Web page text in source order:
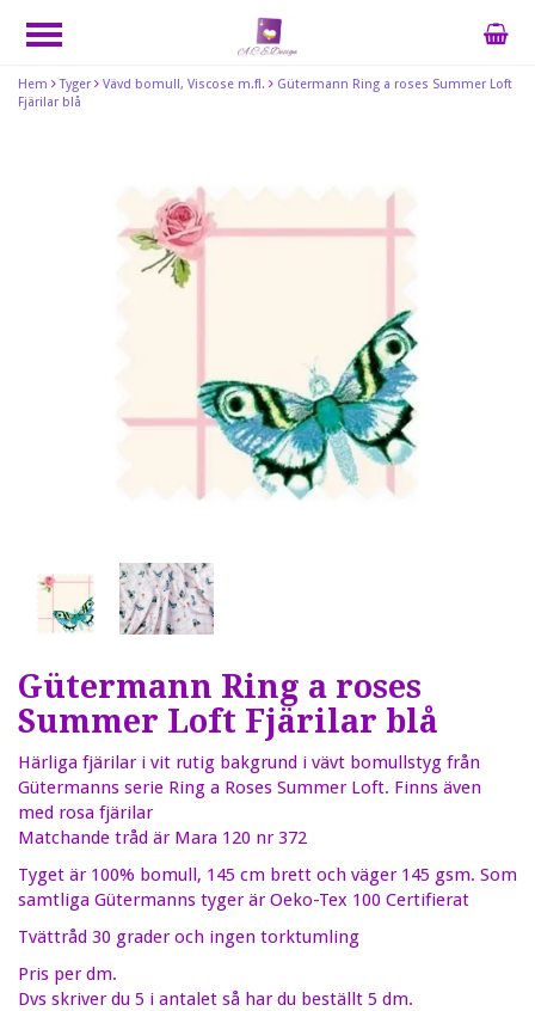
Hem Tyger Vävd bomull, Viscose m.fl.
Gütermann Ring a roses Summer Loft
Fjärilar blå
Gütermann Ring a roses
Summer Loft Fjärilar blå
Härliga fjärilar i vit rutig bakgrund i vävt bomullstyg från
Gütermanns serie Ring a Roses Summer Loft. Finns även
med rosa fjärilar
Matchande tråd är Mara 120 nr 372
Tyget är 100% bomull, 145 cm brett och väger 145 gsm. Som
samtliga Gütermanns tyger är Oeko-Tex 100 Certifierat
Tvättråd 30 grader och ingen torktumling
Pris per dm.
Dvs skriver du 5 i antalet så har du beställt 5 dm.